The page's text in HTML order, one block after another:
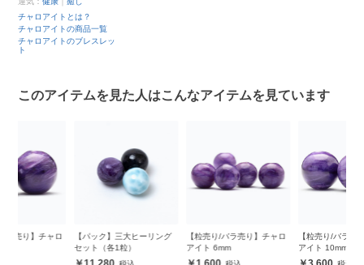
チャロアイトとは？
チャロアイトの商品一覧
チャロアイトのブレスレッ
ト
このアイテムを見た人はこんなアイテムを見ています
【パック】三大ヒーリング
セット（各1粒）
【粒売り/バラ売り】チャロ
アイト 6mm
【粒売り/バラ売り】チャロ